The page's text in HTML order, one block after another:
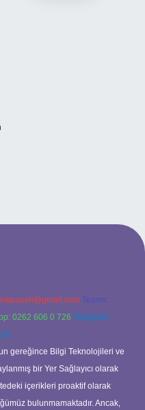
Teams:
0262 606 0 726 Telegram:
gereğince Bilgi Teknolojileri ve
bir Yer Sağlayıcı olarak
içerikleri proaktif olarak
bulunmamaktadır. Ancak,